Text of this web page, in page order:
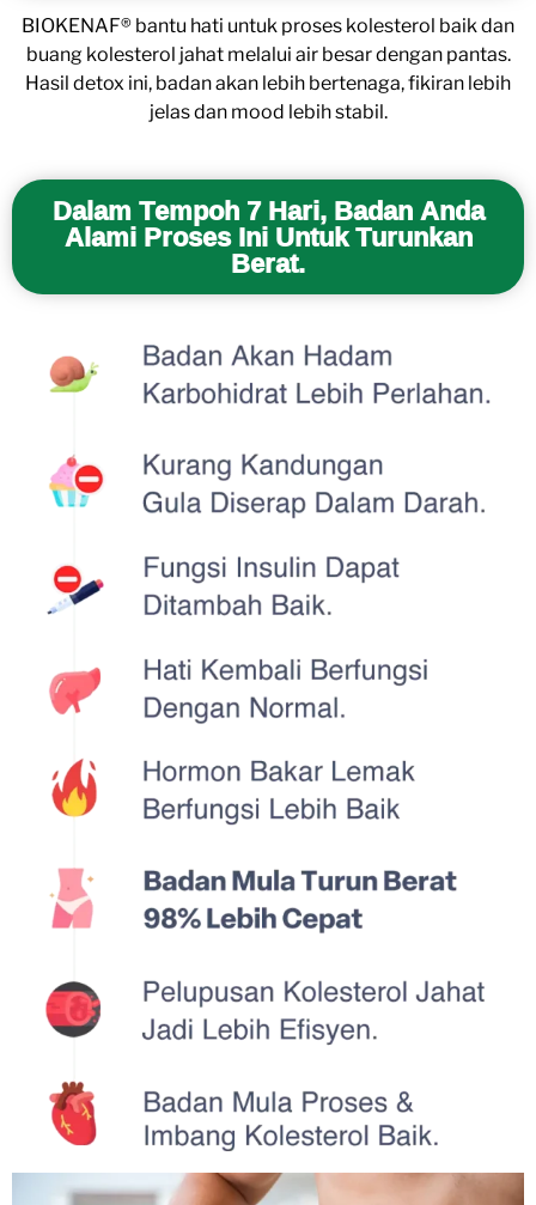
BIOKENAF® bantu hati untuk proses kolesterol baik dan
buang kolesterol jahat melalui air besar dengan pantas.
Hasil detox ini, badan akan lebih bertenaga, fikiran lebih
jelas dan mood lebih stabil.
Dalam Tempoh 7 Hari, Badan Anda
Alami Proses Ini Untuk Turunkan
Berat.